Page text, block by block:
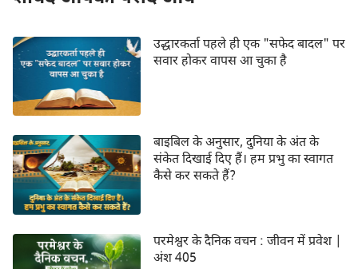
उद्धारकर्ता पहले ही एक "सफेद बादल" पर
सवार होकर वापस आ चुका है
बाइबिल के अनुसार, दुनिया के अंत के
संकेत दिखाई दिए हैं। हम प्रभु का स्वागत
कैसे कर सकते हैं?
परमेश्वर के दैनिक वचन : जीवन में प्रवेश |
अंश 405